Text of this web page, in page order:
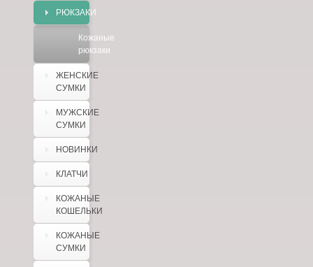
РЮКЗАКИ
Кожаные
рюкзаки
ЖЕНСКИЕ
СУМКИ
МУЖСКИЕ
СУМКИ
НОВИНКИ
КЛАТЧИ
КОЖАНЫЕ
КОШЕЛЬКИ
КОЖАНЫЕ
СУМКИ